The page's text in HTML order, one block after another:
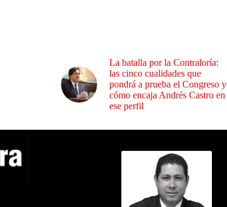
La batalla por la Contraloría:
las cinco cualidades que
pondrá a prueba el Congreso y
cómo encaja Andrés Castro en
ese perfil